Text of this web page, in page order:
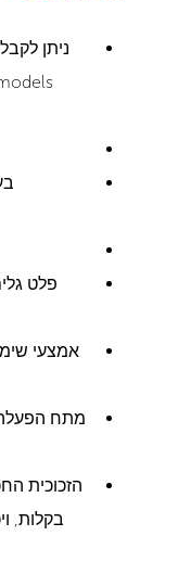
פלט
אמצעי
בקלות,